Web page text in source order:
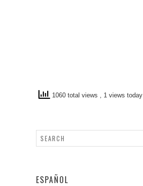
1060 total views , 1 views today
ESPAÑOL